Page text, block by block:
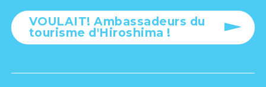
VOULAIT! Ambassadeurs du
tourisme d'Hiroshima !